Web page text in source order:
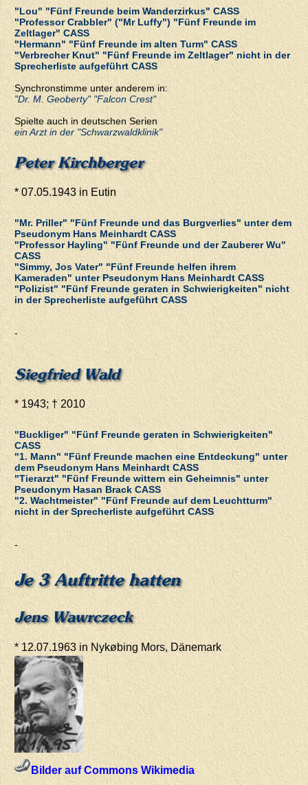
"Lou" "Fünf Freunde beim Wanderzirkus" CASS
"Professor Crabbler" ("Mr Luffy") "Fünf Freunde im
Zeltlager" CASS
"Hermann" "Fünf Freunde im alten Turm" CASS
"Verbrecher Knut" "Fünf Freunde im Zeltlager" nicht in der
Sprecherliste aufgeführt CASS
Synchronstimme unter anderem in:
"Dr. M. Geoberty" "Falcon Crest"
Spielte auch in deutschen Serien
ein Arzt in der "Schwarzwaldklinik"
Peter Kirchberger
* 07.05.1943 in Eutin
"Mr. Priller" "Fünf Freunde und das Burgverlies" unter dem
Pseudonym Hans Meinhardt CASS
"Professor Hayling" "Fünf Freunde und der Zauberer Wu"
CASS
"Simmy, Jos Vater" "Fünf Freunde helfen ihrem
Kameraden" unter Pseudonym Hans Meinhardt CASS
"Polizist" "Fünf Freunde geraten in Schwierigkeiten" nicht
in der Sprecherliste aufgeführt CASS
-
Siegfried Wald
* 1943; † 2010
"Buckliger" "Fünf Freunde geraten in Schwierigkeiten"
CASS
"1. Mann" "Fünf Freunde machen eine Entdeckung" unter
dem Pseudonym Hans Meinhardt CASS
"Tierarzt" "Fünf Freunde wittern ein Geheimnis" unter
Pseudonym Hasan Brack CASS
"2. Wachtmeister" "Fünf Freunde auf dem Leuchtturm"
nicht in der Sprecherliste aufgeführt CASS
-
Je 3 Auftritte hatten
Jens Wawrczeck
* 12.07.1963 in Nykøbing Mors, Dänemark
Bilder auf Commons Wikimedia